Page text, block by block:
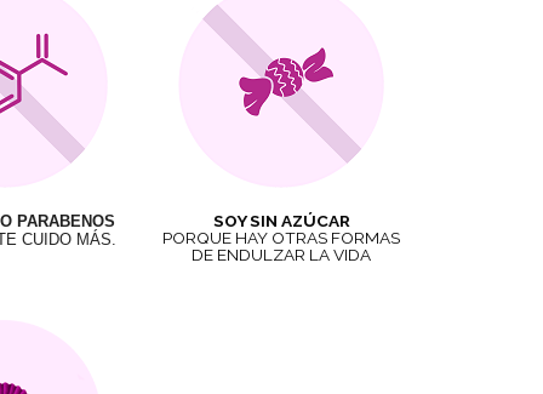
PARABENOS
CUIDO MÁS.
SOY SIN AZÚCAR
PORQUE HAY OTRAS FORMAS
DE ENDULZAR LA VIDA